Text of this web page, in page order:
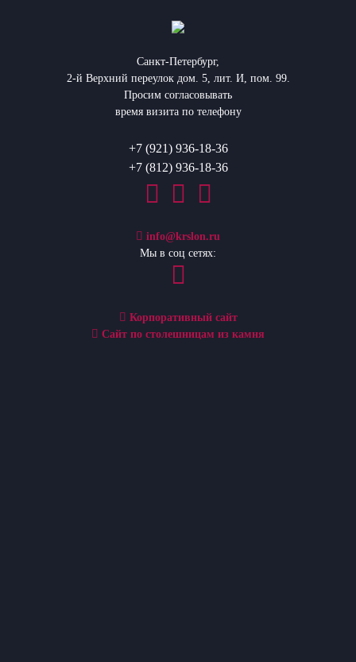
Санкт-Петербург,
2-й Верхний переулок дом. 5, лит. И, пом. 99.
Просим согласовывать
время визита по телефону
+7 (921) 936-18-36
+7 (812) 936-18-36
info@krslon.ru
Мы в соц сетях:
Корпоративный сайт
Сайт по столешницам из камня